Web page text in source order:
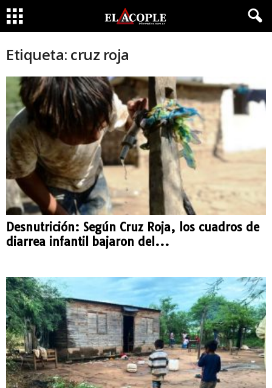
Etiqueta: cruz roja
Desnutrición: Según Cruz Roja, los cuadros de
diarrea infantil bajaron del...